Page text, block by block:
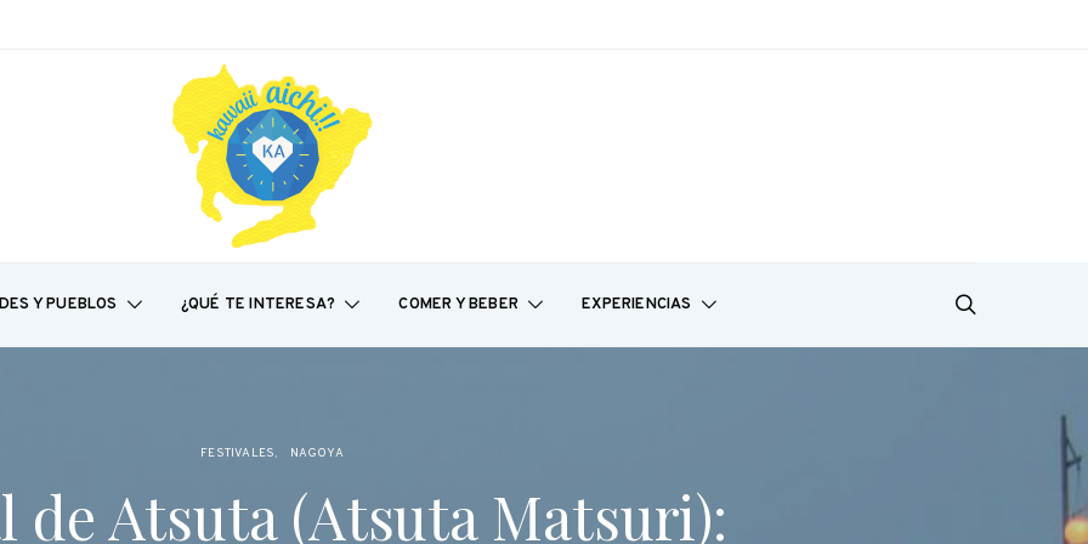
Y PUEBLOS ¿QUÉ TE INTERESA? COMER Y BEBER EXPERIENCIAS
FESTIVALES NAGOYA
de Atsuta (Atsuta Matsuri):